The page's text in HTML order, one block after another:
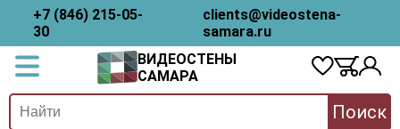
+7 (846) 215-05-
30
clients@videostena-
samara.ru
ВИДЕОСТЕНЫ
САМАРА
Поиск